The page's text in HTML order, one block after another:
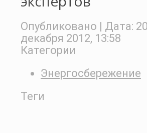
Опубликовано | Дата: 20
декабря 2012, 13:58
Категории
Энергосбережение
Теги